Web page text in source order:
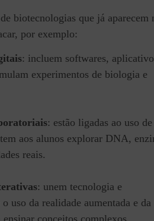
biotecnologias que já aparecem
por exemplo:
: incluem softwares,
experimentos de biologia e
: estão ligadas ao uso
aos alunos explorar DNA,
reais.
: unem tecnologia e
uso da realidade aumentada e da
conceitos complexos.